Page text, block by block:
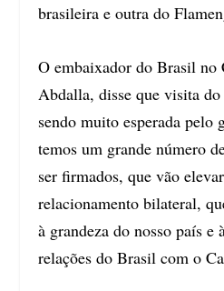
brasileira e outra do
O embaixador do Brasil no
Abdalla, disse que visita do
sendo muito esperada pelo
temos um grande número
ser firmados, que vão
relacionamento bilateral,
à grandeza do nosso país e
relações do Brasil com o